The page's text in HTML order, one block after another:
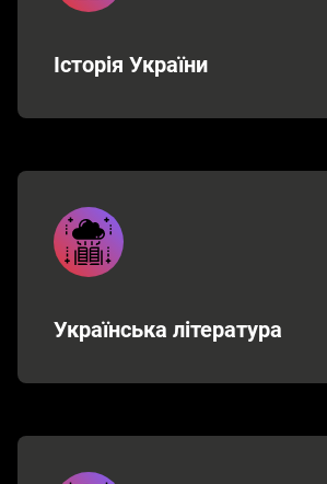
Історія України
Українська література